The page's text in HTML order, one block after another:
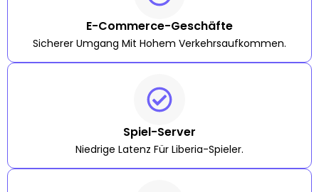
E-Commerce-Geschäfte
Sicherer Umgang Mit Hohem Verkehrsaufkommen.
Spiel-Server
Niedrige Latenz Für Liberia-Spieler.